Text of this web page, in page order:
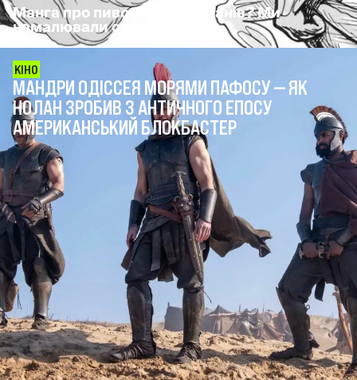
МАНДРИ ОДІССЕЯ МОРЯМИ ПАФОСУ — ЯК
НОЛАН ЗРОБИВ З АНТИЧНОГО ЕПОСУ
АМЕРИКАНСЬКИЙ БЛОКБАСТЕР
КІНО
Манга про пиво й битву титанів? Ми
намалювали саме таку